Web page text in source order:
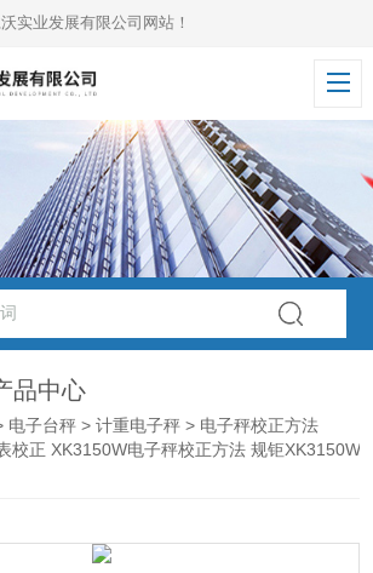
实业发展有限公司网站！
品中心
电子台秤 >计重电子秤 > 电子秤校正方法
校正 XK3150W电子秤校正方法 规钜XK3150W